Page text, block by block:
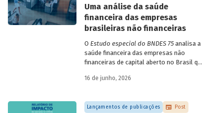
Uma análise da saúde
financeira das empresas
brasileiras não financeiras
O Estudo especial do BNDES 75analisa a
saúde financeira das empresas não
financeiras de capital aberto no Brasil que
valores. Para isso, parte de uma amostra
de finanças e seguros – e de quatro
dimensões: lucratividade, solvência,
16 de junho, 2026
Lançamentos de publicações Post